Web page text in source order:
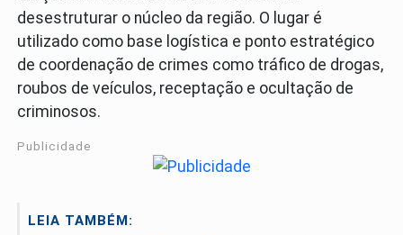
desestruturar o núcleo da região. O lugar é
utilizado como base logística e ponto estratégico
de coordenação de crimes como tráfico de drogas,
roubos de veículos, receptação e ocultação de
criminosos.
Publicidade
LEIA TAMBÉM: